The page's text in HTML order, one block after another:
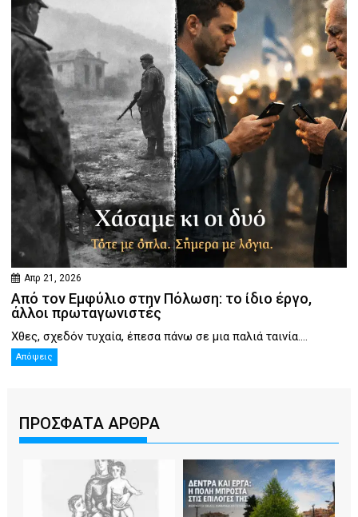
Απρ 21, 2026
Από τον Εμφύλιο στην Πόλωση: το ίδιο έργο,
άλλοι πρωταγωνιστές
Χθες, σχεδόν τυχαία, έπεσα πάνω σε μια παλιά ταινία....
Απόψεις
ΠΡΟΣΦΑΤΑ ΑΡΘΡΑ